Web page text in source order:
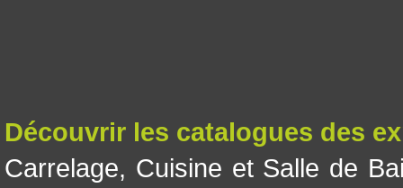
Découvrir les catalogues des
Carrelage, Cuisine et Salle de